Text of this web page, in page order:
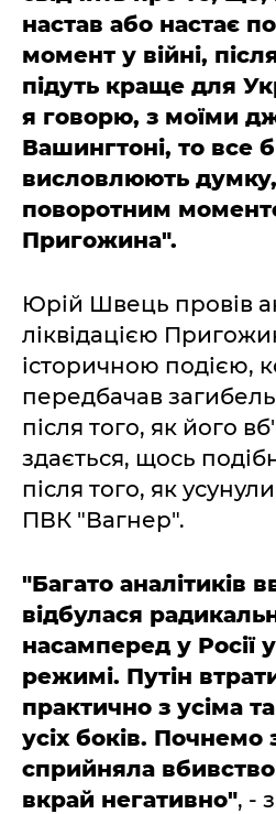
настав або настає
момент у війні,
підуть краще для
я говорю, з моїми
Вашингтоні, то все
висловлюють
поворотним
Пригожина".
Юрій Швець провів
ліквідацією
історичною подією,
передбачав загибель
після того, як його
здається, щось
після того, як
ПВК "Вагнер".
"Багато аналітиків
відбулася
насамперед у Росії
режимі. Путін
практично з усіма
усіх боків. Почнемо
сприйняла
вкрай негативно", -